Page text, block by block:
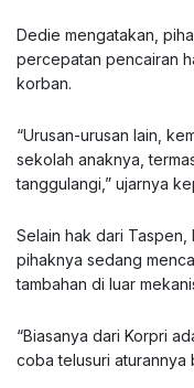
Dedie mengatakan,
percepatan pencairan
korban.
“Urusan-urusan lain,
sekolah anaknya,
tanggulangi,” ujarnya
Selain hak dari
pihaknya sedang
tambahan di luar
“Biasanya dari Korpri
coba telusuri aturannya